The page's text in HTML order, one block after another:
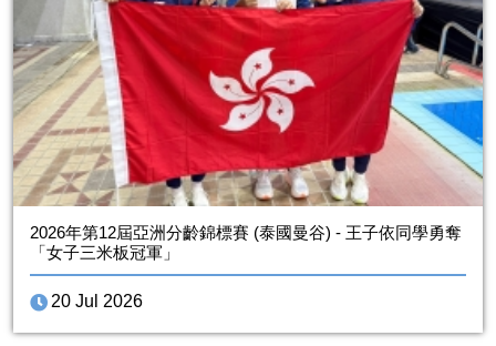
2026年第12屆亞洲分齡錦標賽 (泰國曼谷) - 王子依同學勇奪
「女子三米板冠軍」
20 Jul 2026